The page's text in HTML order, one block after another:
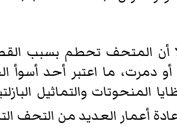
أن المتحف تحطم بسبب
دمرت، ما اعتبر أحد أسوأ
والتماثيل